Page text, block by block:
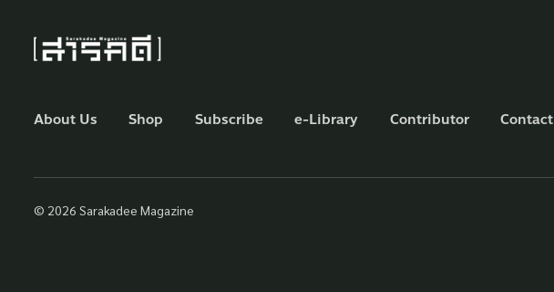
About Us Shop Subscribe e-Library Contributor Contact
© 2026 Sarakadee Magazine